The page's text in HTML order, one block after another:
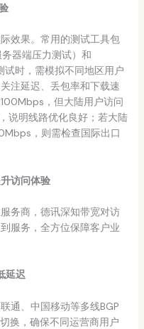
效果。常用的测试工具包
器端压力测试）和
时，需模拟不同地区用户
注延迟、丢包率和下载速
，但大陆用户访问
说明线路优化良好；若大陆
，则需检查国际出口
访问体验
务商，德讯深知带宽对访
服务，全方位保障客户业
延迟
通、中国移动等多线BGP
换，确保不同运营商用户